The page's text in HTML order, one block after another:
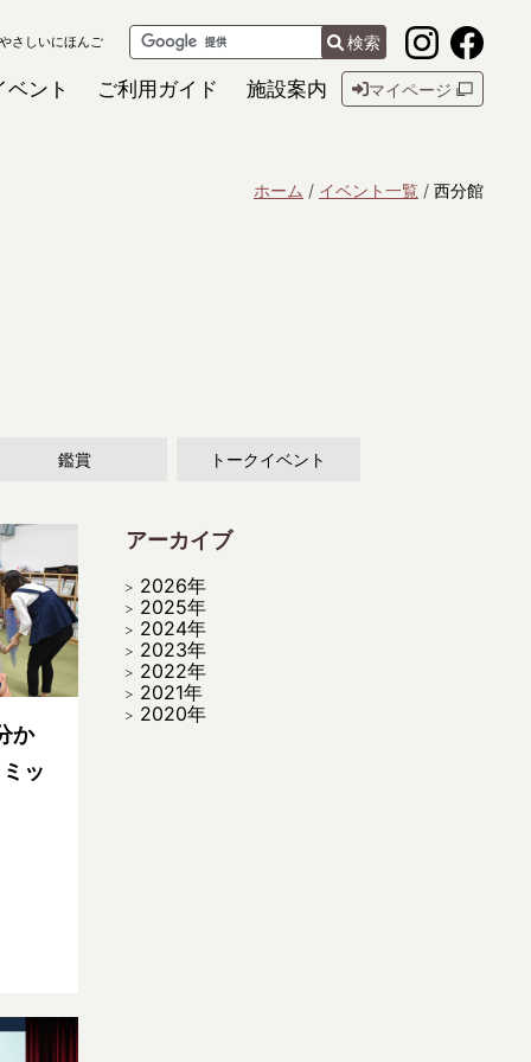
さしいにほんご 検索
ベント ご利用ガイド 施設案内 マイページ
ホーム イベント一覧 西分館
鑑賞 トークイベント
か
ッ
アーカイブ
2026年
2025年
2024年
2023年
2022年
2021年
2020年